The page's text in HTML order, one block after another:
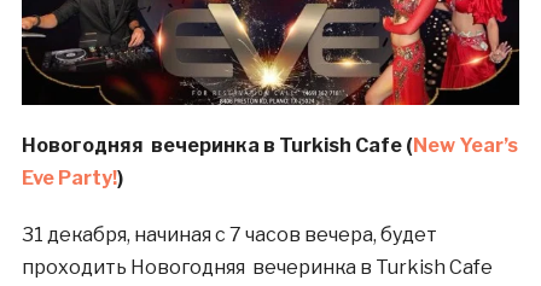
Новогодняя вечеринка в Turkish Cafe (New Year’s
Eve Party!)
31 декабря, начиная с 7 часов вечера, будет
проходить Новогодняя вечеринка в Turkish Cafe